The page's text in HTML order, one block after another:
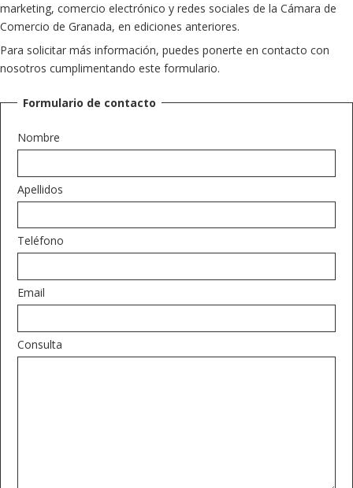
marketing, comercio electrónico y redes sociales de la Cámara de
Comercio de Granada, en ediciones anteriores.
Para solicitar más información, puedes ponerte en contacto con
nosotros cumplimentando este formulario.
Formulario de contacto
Nombre
Apellidos
Teléfono
Email
Consulta